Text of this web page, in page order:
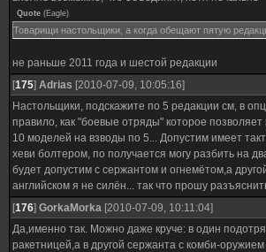
Quote (Eagle)
Товарищи настольщики, а когда обещают пятую
не раньше 2011 года и шестой редакции
[175] Adrias [2010-07-09, 10:05:16]
Настольщики, подскажите по 5 редакции см, в
правило, как "боевые отряды" которое позволяет
10 моделей на взводы по 5... Допустим имеет
хеви болтером, по получается могу разбить на
будет допустим с сержантом и огнемётом,а
английском я не силён... так что прошу
[176] GorkaMorka [2010-07-09, 10:11:04]
Да,именно так. Можно даже круче: в один
ракетницей,а в другой сержанта с комби-